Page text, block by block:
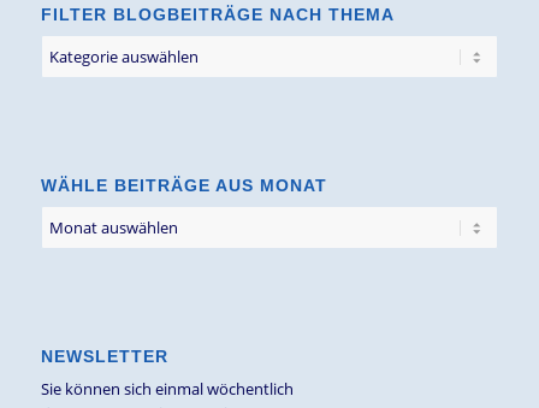
FILTER BLOGBEITRÄGE NACH THEMA
Blogbeiträge
WÄHLE BEITRÄGE AUS MONAT
NEWSLETTER
Sie können sich einmal wöchentlich